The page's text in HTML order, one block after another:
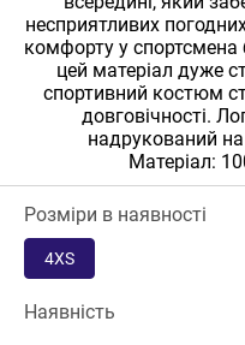
несприятливих
комфорту у
цей матеріал дуже
спортивний костюм
довговічності.
надрукований
Матеріал:
Розміри в наявності
4XS
Наявність